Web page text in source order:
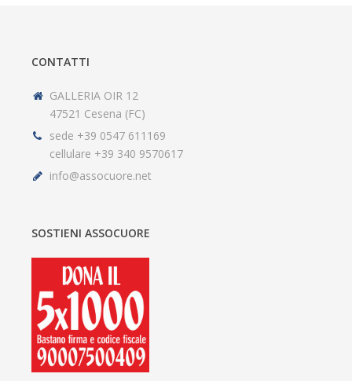
CONTATTI
GALLERIA OIR 12
47521 Cesena (FC)
sede +39 0547 611169
cellulare +39 340 9570617
info@assocuore.net
SOSTIENI ASSOCUORE